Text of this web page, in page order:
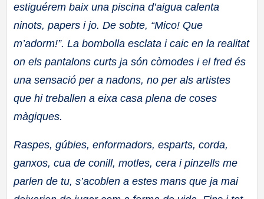
estiguérem baix una piscina d’aigua calenta
ninots, papers i jo. De sobte, “Mico! Que
m’adorm!”. La bombolla esclata i caic en la realitat
on els pantalons curts ja són còmodes i el fred és
una sensació per a nadons, no per als artistes
que hi treballen a eixa casa plena de coses
màgiques.
Raspes, gúbies, enformadors, esparts, corda,
ganxos, cua de conill, motles, cera i pinzells me
parlen de tu, s’acoblen a estes mans que ja mai